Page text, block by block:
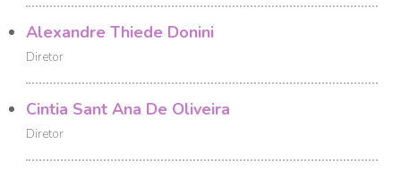
Alexandre Thiede Donini
Diretor
Cintia Sant Ana De Oliveira
Diretor